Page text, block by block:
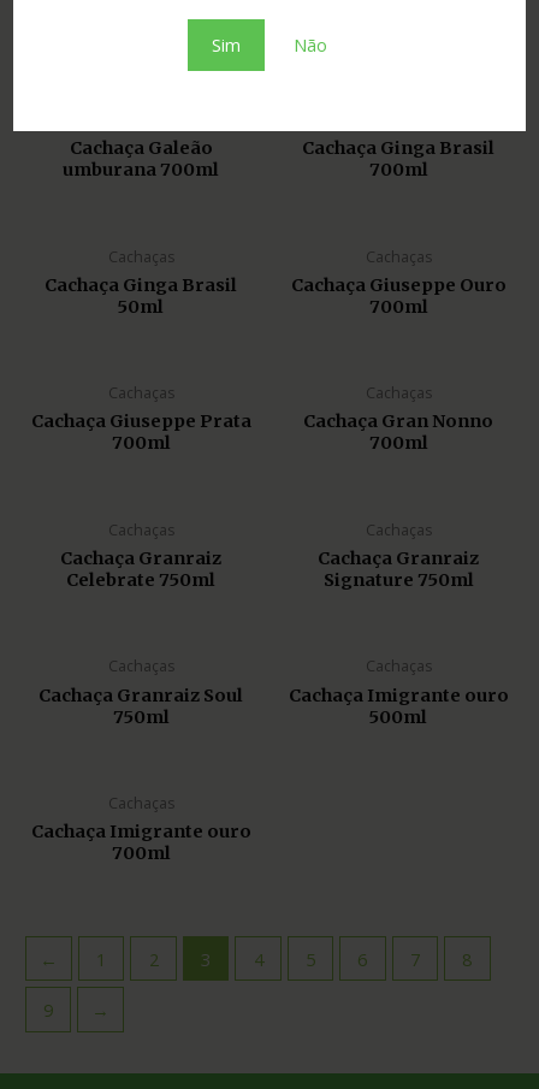
Sim Não
Cachaça Galeão
umburana 700ml
Cachaça Ginga Brasil
700ml
Cachaças
Cachaça Ginga Brasil
50ml
Cachaças
Cachaça Giuseppe Ouro
700ml
Cachaças
Cachaça Giuseppe Prata
700ml
Cachaças
Cachaça Gran Nonno
700ml
Cachaças
Cachaça Granraiz
Celebrate 750ml
Cachaças
Cachaça Granraiz
Signature 750ml
Cachaças
Cachaça Granraiz Soul
750ml
Cachaças
Cachaça Imigrante ouro
500ml
Cachaças
Cachaça Imigrante ouro
700ml
← 1 2 3 4 5 6 7 8
9 →